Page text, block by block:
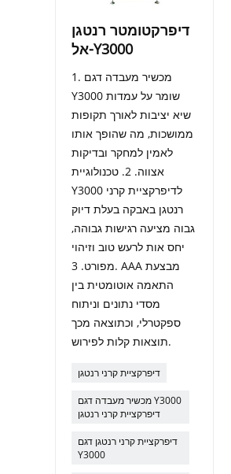
דיפרקטומטר רנטגן
אל-Y3000
1. מכשיר מעבדה דגם
Y3000 שומר על עמדות
שיא יציבות לאורך תקופות
ממושכות, מה שהופך אותו
לאמין למחקר ובדיקות
אצווה. 2. טכנולוגיית
Y3000 לדיפרקציית קרני
רנטגן באבקה בעלת דיוק
גבוה מציעה רגישות גבוהה,
יחס אות לרעש טוב וזיהוי
מפורט. 3. AAA מבצעת
התאמה אוטומטית בין
מסדי נתונים וניתוח
ספקטרלי, וכתוצאה מכך
תוצאות קלות לפירוש.
דיפרקציית קרני רנטגן
מכשיר מעבדה דגם Y3000
דיפרקציית קרני רנטגן
דיפרקציית קרני רנטגן דגם
Y3000